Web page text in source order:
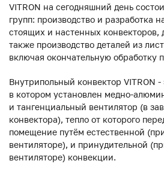
VITRON на сегодняшний день
групп: производство и разработка
стоящих и настенных конвекторов,
также производство деталей из
включая окончательную обработку
Внутрипольный конвектор VITRON
в котором установлен медно-
и тангенциальный вентилятор (в
конвектора), тепло от которого
помещение путём естественной
вентиляторе), и принудительной
вентиляторе) конвекции.